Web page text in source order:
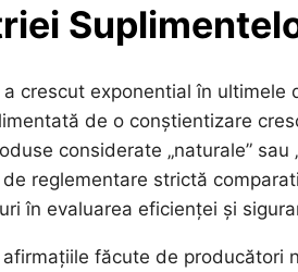
crescut exponential în
de o conștientizare
considerate „naturale”
reglementare strictă
în evaluarea eficienței și
făcute de producători